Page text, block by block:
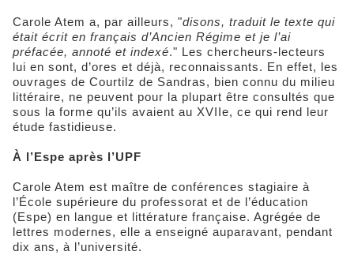
Carole Atem a, par ailleurs, "disons, traduit le texte qui
était écrit en français d’Ancien Régime et je l’ai
préfacée, annoté et indexé." Les chercheurs-lecteurs
lui en sont, d’ores et déjà, reconnaissants. En effet, les
ouvrages de Courtilz de Sandras, bien connu du milieu
littéraire, ne peuvent pour la plupart être consultés que
sous la forme qu’ils avaient au XVIIe, ce qui rend leur
étude fastidieuse.
À l’Espe après l’UPF
Carole Atem est maître de conférences stagiaire à
l’École supérieure du professorat et de l’éducation
(Espe) en langue et littérature française. Agrégée de
lettres modernes, elle a enseigné auparavant, pendant
dix ans, à l’université.